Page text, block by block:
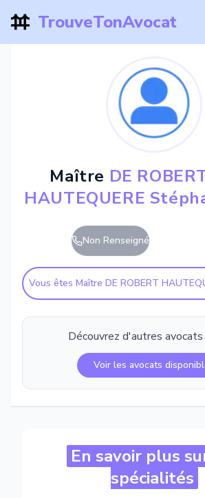
TrouveTonAvocat
Maître DE
HAUTEQUERE
Non Renseigné
Vous êtes Maître DE ROBERT
Découvrez d'autres avocats
Voir les avocats
En savoir plus
spécialités